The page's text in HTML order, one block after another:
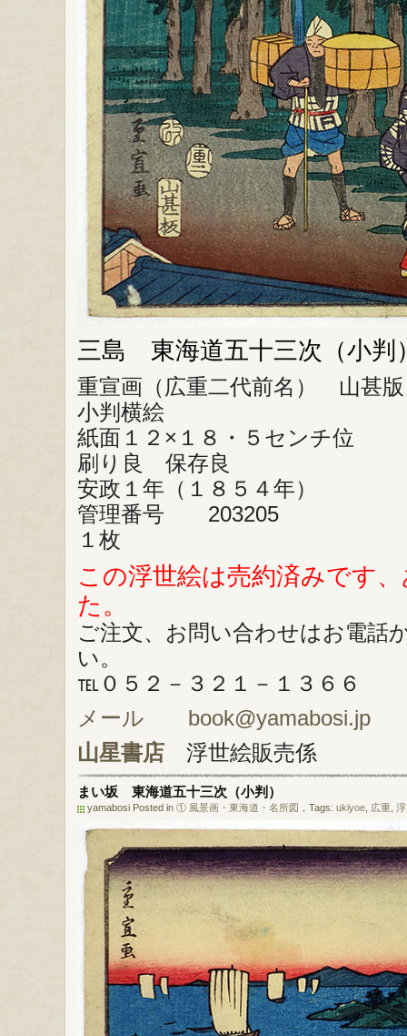
三島 東海道五十三次（小判
重宣画（広重二代前名） 山甚版
小判横絵
紙面１２×１８・５センチ位
刷り良 保存良
安政１年（１８５４年）
管理番号 203205
１枚
この浮世絵は売約済みです
た。
ご注文、お問い合わせはお電話
い。
℡０５２－３２１－１３６６
メール book@yamabosi.jp
山星書店 浮世絵販売係
まい坂 東海道五十三次（小判）
yamabosi Posted in ① 風景画・東海道・名所図 ，Tags: ukiyoe 広重